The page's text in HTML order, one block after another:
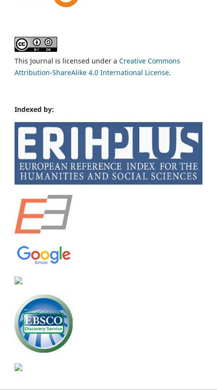
This Journal is licensed under a Creative Commons
Attribution-ShareAlike 4.0 International License.
Indexed by: